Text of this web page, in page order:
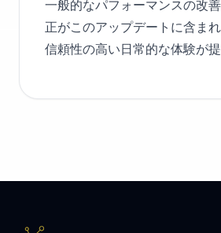
一般的なパフォーマンスの改
正がこのアップデートに含ま
信頼性の高い日常的な体験が提